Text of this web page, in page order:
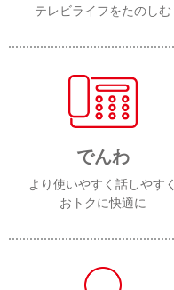
テレビライフをたのしむ
でんわ
より使いやすく話しやすく
おトクに快適に